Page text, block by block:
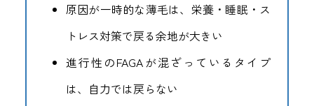
原因が一時的な薄毛は、栄養・睡眠・ス
トレス対策で戻る余地が大きい
進行性のFAGAが混ざっているタイプ
は、自力では戻らない